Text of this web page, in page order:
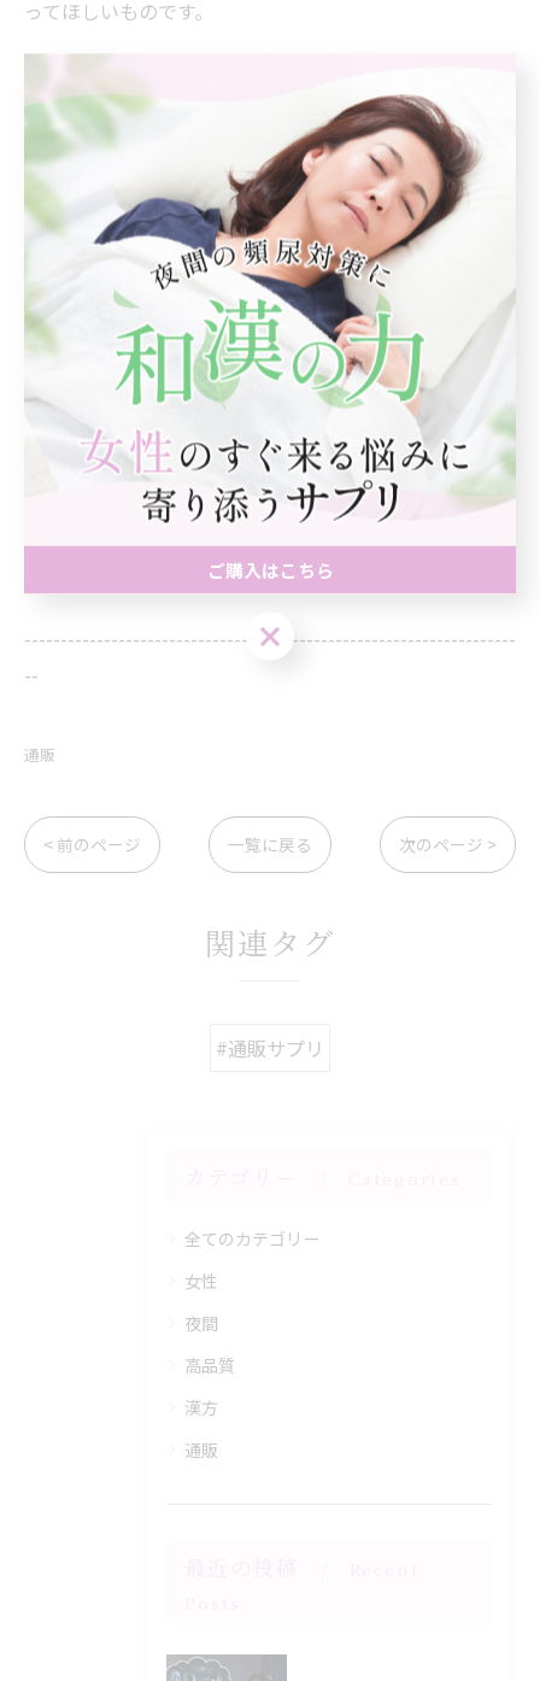
ってほしいものです。
◆まとめ
通販サプリで失敗しないためには、「成分」「品質」
「続けやすさ」の3つの視点が欠かせません。
しっかり見極めて、自分に合った健康習慣を選びましょ
う。
--------------------------------------------------------------------
--
まるわ快尿研究所
広島県広島市中区大手町１丁目１−２０
相生橋ビル7階A号室
電話番号 : 050-3126-3758
通販にてお気軽に頻尿ケア
--------------------------------------------------------------------
--
通販
< 前のページ 一覧に戻る 次のページ >
関連タグ
#通販サプリ
全てのカテゴリー
女性
夜間
高品質
漢方
通販
ご購入はこちら
ご購入はこちら